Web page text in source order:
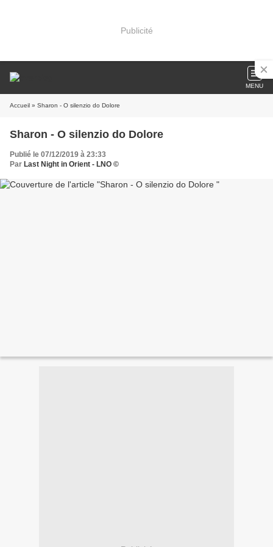
Publicité
MENU
Accueil » Sharon - O silenzio do Dolore
Sharon - O silenzio do Dolore
Publié le 07/12/2019 à 23:33
Par Last Night in Orient - LNO ©